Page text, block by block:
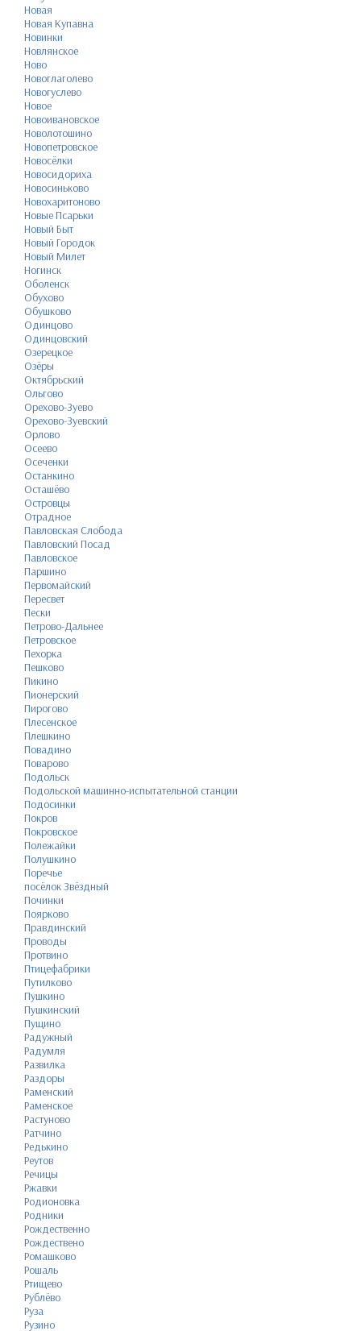
Новая
Новая Купавна
Новинки
Новлянское
Ново
Новоглаголево
Новогуслево
Новое
Новоивановское
Новолотошино
Новопетровское
Новосёлки
Новосидориха
Новосиньково
Новохаритоново
Новые Псарьки
Новый Быт
Новый Городок
Новый Милет
Ногинск
Оболенск
Обухово
Обушково
Одинцово
Одинцовский
Озерецкое
Озёры
Октябрьский
Ольгово
Орехово-Зуево
Орехово-Зуевский
Орлово
Осеево
Осеченки
Останкино
Осташёво
Островцы
Отрадное
Павловская Слобода
Павловский Посад
Павловское
Паршино
Первомайский
Пересвет
Пески
Петрово-Дальнее
Петровское
Пехорка
Пешково
Пикино
Пионерский
Пирогово
Плесенское
Плешкино
Повадино
Поварово
Подольск
Подольской машинно-испытательной станции
Подосинки
Покров
Покровское
Полежайки
Полушкино
Поречье
посёлок Звёздный
Починки
Поярково
Правдинский
Проводы
Протвино
Птицефабрики
Путилково
Пушкино
Пушкинский
Пущино
Радужный
Радумля
Развилка
Раздоры
Раменский
Раменское
Растуново
Ратчино
Редькино
Реутов
Речицы
Ржавки
Родионовка
Родники
Рождественно
Рождествено
Ромашково
Рошаль
Ртищево
Рублёво
Руза
Рузино